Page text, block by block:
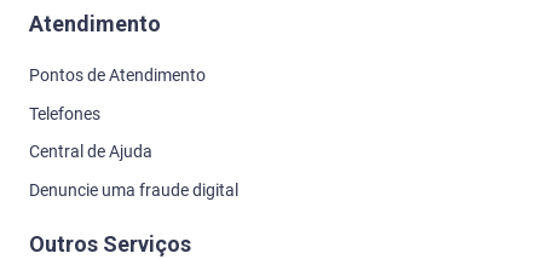
Atendimento
Pontos de Atendimento
Telefones
Central de Ajuda
Denuncie uma fraude digital
Outros Serviços